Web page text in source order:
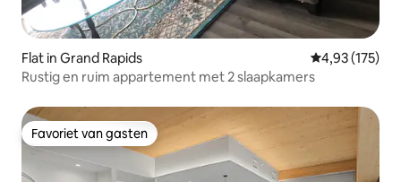
Flat in Grand Rapids Gemiddelde
4,93 (175)
Rustig en ruim appartement met 2 slaapkamers
Favoriet van gasten
Favoriet van gasten